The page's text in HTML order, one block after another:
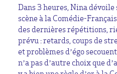
Dans 3 heures, Nina
scène à la Comédie-
des dernières répétitions,
prévu : retards, coups de
et problèmes d’égo
n’a pas d’autre choix que